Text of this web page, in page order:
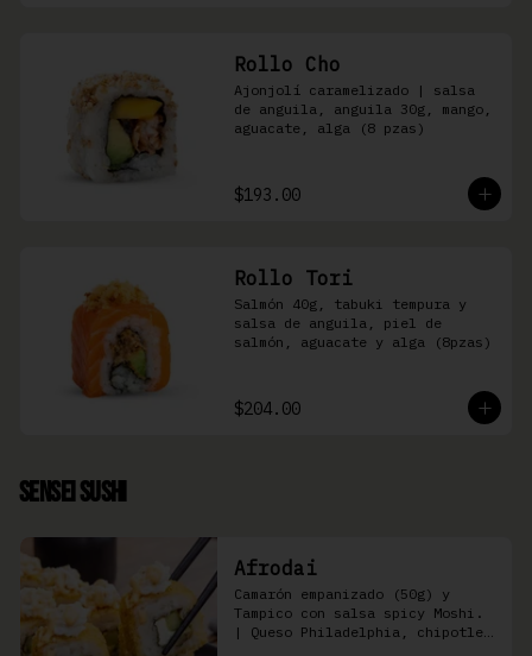
Rollo Cho
Ajonjolí caramelizado | salsa
de anguila, anguila 30g, mango,
aguacate, alga (8 pzas)
$193.00
Rollo Tori
Salmón 40g, tabuki tempura y
salsa de anguila, piel de
salmón, aguacate y alga (8pzas)
$204.00
Sensei Sushi
Afrodai
Camarón empanizado (50g) y
Tampico con salsa spicy Moshi.
| Queso Philadelphia, chipotle,